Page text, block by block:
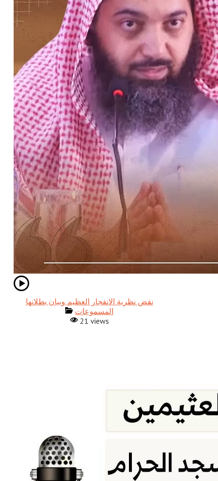
نقض نظرية الانفجار العظيم وبيان بطلانها
المسموعات
21 views